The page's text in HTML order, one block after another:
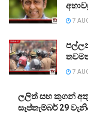
7
7
ලලිත් සහ කුගන්
සැප්තැම්බර් 29